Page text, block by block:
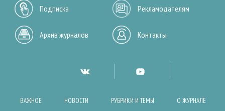
Подписка Рекламодателям
Архив журналов Контакты
ВАЖНОЕ НОВОСТИ РУБРИКИ И ТЕМЫ О ЖУРНАЛЕ